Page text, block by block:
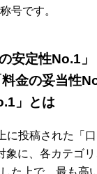
号です。
の安定性No.1
金の妥当性
」とは
に投稿された「
象に、各カテゴ